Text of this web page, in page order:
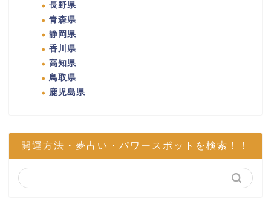
長野県
青森県
静岡県
香川県
高知県
鳥取県
鹿児島県
開運方法・夢占い・パワースポットを検索！！